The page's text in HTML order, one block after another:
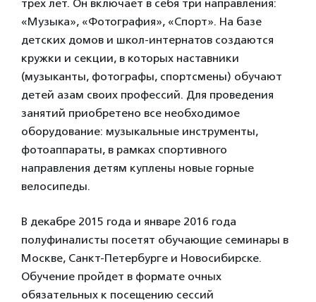
трех лет. Он включает в себя три направления:
«Музыка», «Фотография», «Спорт». На базе
детских домов и школ-интернатов создаются
кружки и секции, в которых наставники
(музыканты, фотографы, спортсмены) обучают
детей азам своих профессий. Для проведения
занятий приобретено все необходимое
оборудование: музыкальные инструменты,
фотоаппараты, в рамках спортивного
направления детям куплены новые горные
велосипеды.
В декабре 2015 года и январе 2016 года
полуфиналисты посетят обучающие семинары в
Москве, Санкт-Петербурге и Новосибирске.
Обучение пройдет в формате очных
обязательных к посещению сессий